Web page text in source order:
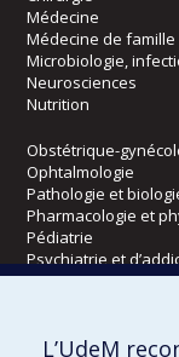
Médecine
Médecine de famille
Microbiologie,
Neurosciences
Nutrition
Obstétrique-
Ophtalmologie
Pathologie et
Pharmacologie et
Pédiatrie
Psychiatrie et
Radiologie, radio-
L’UdeM